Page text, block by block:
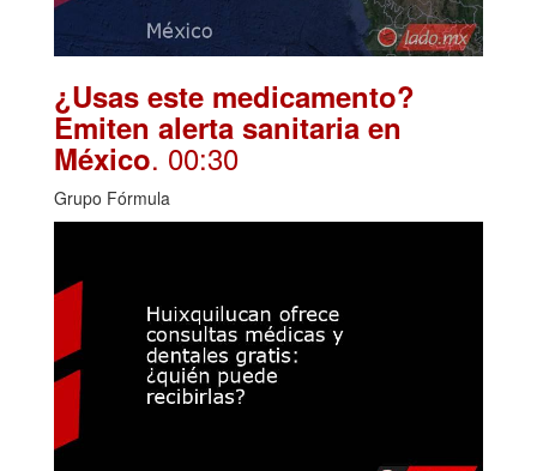
¿Usas este medicamento?
Emiten alerta sanitaria en
México. 00:30
Grupo Fórmula